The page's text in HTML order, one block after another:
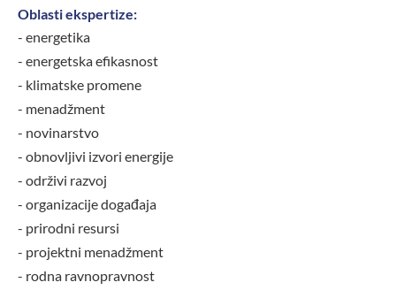
Oblasti ekspertize:
- energetika
- energetska efikasnost
- klimatske promene
- menadžment
- novinarstvo
- obnovljivi izvori energije
- održivi razvoj
- organizacije događaja
- prirodni resursi
- projektni menadžment
- rodna ravnopravnost